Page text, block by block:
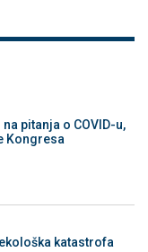
pitanja o COVID-u,
Kongresa
katastrofa